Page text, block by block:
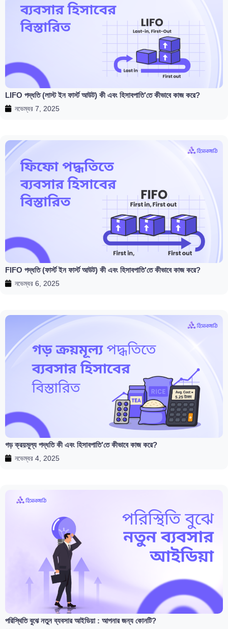
LIFO পদ্ধতি (লাস্ট ইন ফার্স্ট আউট) কী এবং হিসাবপাতি’তে কীভাবে কাজ করে?
নভেম্বর 7, 2025
FIFO পদ্ধতি (ফার্স্ট ইন ফার্স্ট আউট) কী এবং হিসাবপাতি’তে কীভাবে কাজ করে?
নভেম্বর 6, 2025
গড় ক্রয়মূল্য পদ্ধতি কী এবং হিসাবপাতি’তে কীভাবে কাজ করে?
নভেম্বর 4, 2025
পরিস্থিতি বুঝে নতুন ব্যবসার আইডিয়া : আপনার জন্য কোনটি?